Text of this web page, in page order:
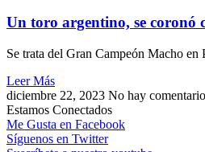
Un toro argentino, se coronó
Se trata del Gran Campeón Macho en
Leer Más
diciembre 22, 2023 No hay
Estamos Conectados
Me Gusta en Facebook
Síguenos en Twitter